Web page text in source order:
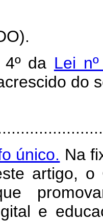
da Lei
do
único. Na
artigo, o
e